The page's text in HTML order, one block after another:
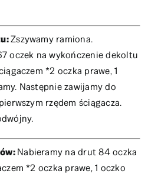
Zszywamy ramiona.
oczek na wykończenie dekoltu
*2 oczka prawe, 1
Następnie zawijamy do
rzędem ściągacza.
Nabieramy na drut 84 oczka
*2 oczka prawe, 1 oczko